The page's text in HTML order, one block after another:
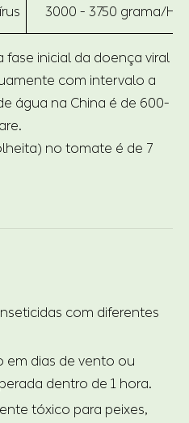
3000 - 3750 grama/Ha
fase inicial da doença viral
com intervalo a
água na China é de 600-
no tomate é de 7
com diferentes
em dias de vento ou
dentro de 1 hora.
tóxico para peixes,